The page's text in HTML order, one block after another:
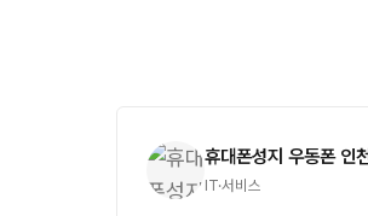
휴대폰성지 우동폰 인
IT·서비스